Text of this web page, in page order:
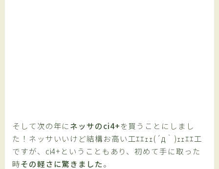
そして次の年にネッサのci4+を買うことにしまし
た！ネッサいいけど結構お高い工ｴｴｪｪ(´д｀)ｪｪｴｴ工
ですが、ci4+ということもあり、初めて手に取った
時その軽さに驚きました。